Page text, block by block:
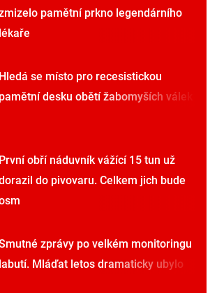
pamětní prkno legendárního
lékaře
Hledá se místo pro recesistickou
pamětní desku obětí žabomyších válek
První obří náduvník vážící 15 tun už
do pivovaru. Celkem jich bude
zprávy po velkém monitoringu
labutí. Mláďat letos dramaticky ubylo